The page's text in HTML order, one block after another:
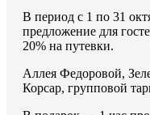
В период с 1 по 31
предложение для
20% на путевки.
Аллея Федоровой,
Корсар, групповой